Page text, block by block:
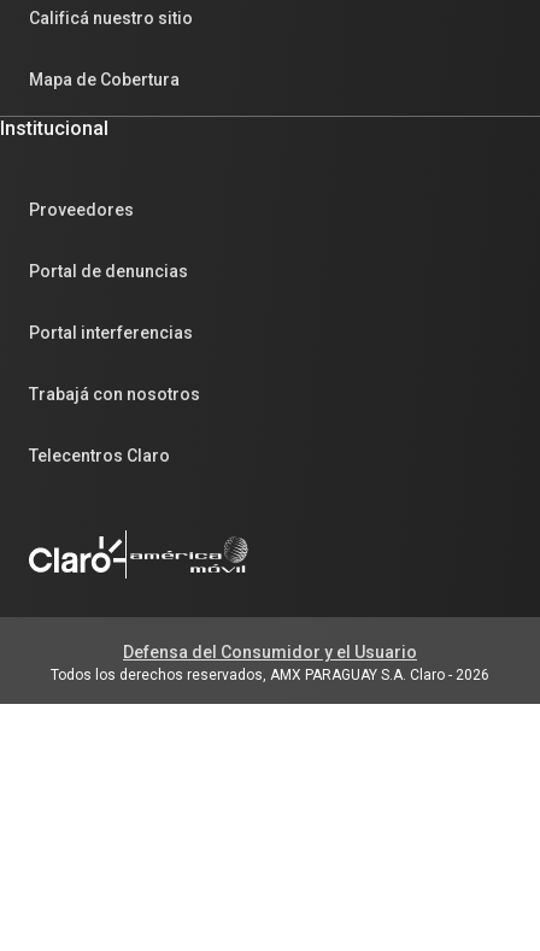
Calificá nuestro sitio
Mapa de Cobertura
Institucional
Proveedores
Portal de denuncias
Portal interferencias
Trabajá con nosotros
Telecentros Claro
Todos los derechos reservados, AMX PARAGUAY S.A. Claro - 2026
Defensa del Consumidor y el Usuario